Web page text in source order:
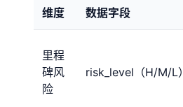
维度 数据字段
里程
碑风
险
risk_level（H/M/L）